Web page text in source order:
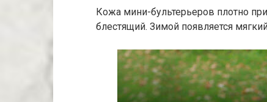
Кожа мини-бультерьеров плотно
блестящий. Зимой появляется